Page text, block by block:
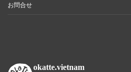
お問合せ
okatte.vietnam